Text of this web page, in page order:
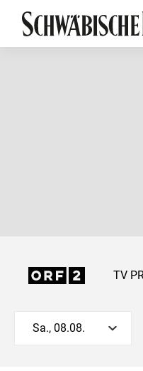
TV
Sa., 08.08.